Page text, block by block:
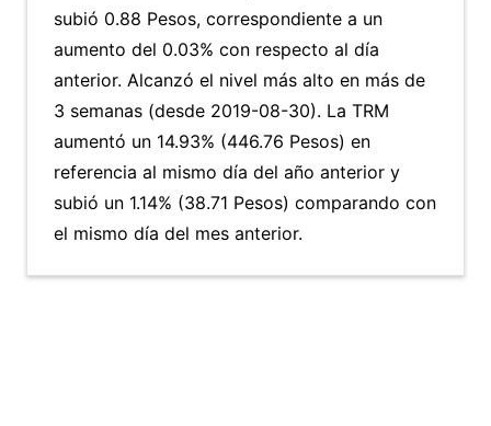
subió 0.88 Pesos, correspondiente a un
aumento del 0.03% con respecto al día
anterior. Alcanzó el nivel más alto en más de
3 semanas (desde 2019-08-30). La TRM
aumentó un 14.93% (446.76 Pesos) en
referencia al mismo día del año anterior y
subió un 1.14% (38.71 Pesos) comparando con
el mismo día del mes anterior.